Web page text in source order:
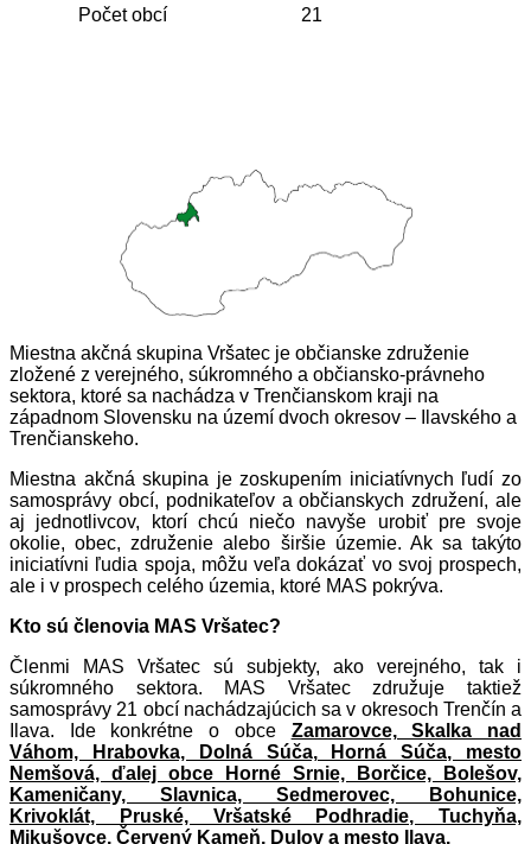
Počet obcí
21
Miestna akčná skupina Vršatec je občianske združenie
zložené z verejného, súkromného a občiansko-právneho
sektora, ktoré sa nachádza v Trenčianskom kraji na
západnom Slovensku na území dvoch okresov – Ilavského a
Trenčianskeho.
Miestna akčná skupina je zoskupením iniciatívnych ľudí zo
samosprávy obcí, podnikateľov a občianskych združení, ale
aj jednotlivcov, ktorí chcú niečo navyše urobiť pre svoje
okolie, obec, združenie alebo širšie územie. Ak sa takýto
iniciatívni ľudia spoja, môžu veľa dokázať vo svoj prospech,
ale i v prospech celého územia, ktoré MAS pokrýva.
Kto sú členovia MAS Vršatec?
Členmi MAS Vršatec sú subjekty, ako verejného, tak i
súkromného sektora. MAS Vršatec združuje taktiež
samosprávy 21 obcí nachádzajúcich sa v okresoch Trenčín a
Ilava. Ide konkrétne o obce Zamarovce, Skalka nad
Váhom, Hrabovka, Dolná Súča, Horná Súča, mesto
Nemšová, ďalej obce Horné Srnie, Borčice, Bolešov,
Kameničany, Slavnica, Sedmerovec, Bohunice,
Krivoklát, Pruské, Vršatské Podhradie, Tuchyňa,
Mikušovce, Červený Kameň, Dulov a mesto Ilava.